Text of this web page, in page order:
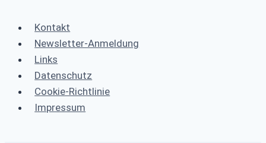
Kontakt
Newsletter-Anmeldung
Links
Datenschutz
Cookie-Richtlinie
Impressum